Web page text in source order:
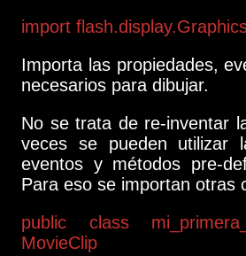
import
Importa las propiedades,
necesarios para dibujar.
No se trata de re-inventar
veces se pueden utilizar
eventos y métodos pre-
Para eso se importan otras
public class
MovieClip